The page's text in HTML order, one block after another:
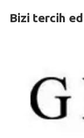
Bizi tercih